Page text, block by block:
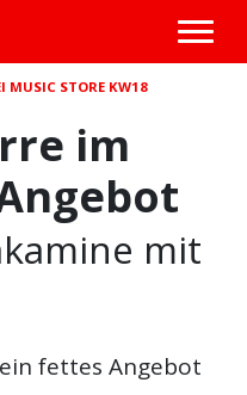
MUSIC STORE KW18
im
mit
fettes Angebot